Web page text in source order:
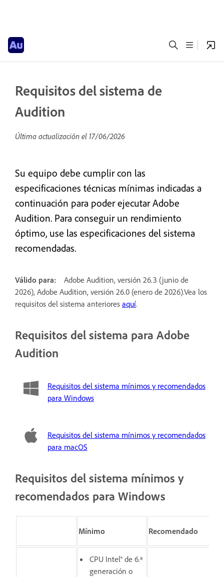
Requisitos del sistema de
Audition
Última actualización el 17/06/2026
Su equipo debe cumplir con las
especificaciones técnicas mínimas indicadas a
continuación para poder ejecutar Adobe
Audition. Para conseguir un rendimiento
óptimo, use las especificaciones del sistema
recomendadas.
Válido para:
Adobe Audition, versión 26.3 (junio de
2026), Adobe Audition, versión 26.0 (enero de 2026).Vea los
requisitos del sistema anteriores aquí.
Requisitos del sistema para Adobe
Audition
Requisitos del sistema mínimos y recomendados
para Windows
Requisitos del sistema mínimos y recomendados
para macOS
Requisitos del sistema mínimos y
recomendados para Windows
Mínimo Recomendado
CPU Intel® de 6.ª
generación o